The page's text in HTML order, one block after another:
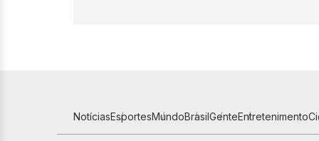
NotíciasEsportesMundoBrasilGenteEntretenimento